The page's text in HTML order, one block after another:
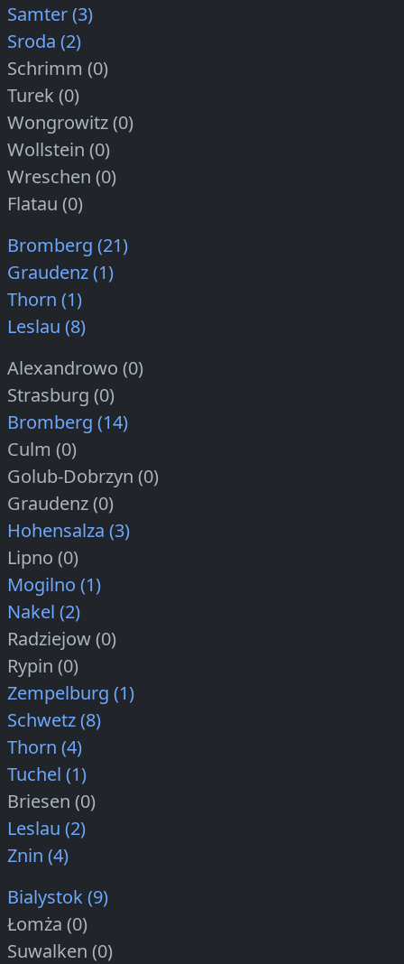
Samter (3)
Sroda (2)
Schrimm (0)
Turek (0)
Wongrowitz (0)
Wollstein (0)
Wreschen (0)
Flatau (0)
Bromberg (21)
Graudenz (1)
Thorn (1)
Leslau (8)
Alexandrowo (0)
Strasburg (0)
Bromberg (14)
Culm (0)
Golub-Dobrzyn (0)
Graudenz (0)
Hohensalza (3)
Lipno (0)
Mogilno (1)
Nakel (2)
Radziejow (0)
Rypin (0)
Zempelburg (1)
Schwetz (8)
Thorn (4)
Tuchel (1)
Briesen (0)
Leslau (2)
Znin (4)
Bialystok (9)
Łomża (0)
Suwalken (0)